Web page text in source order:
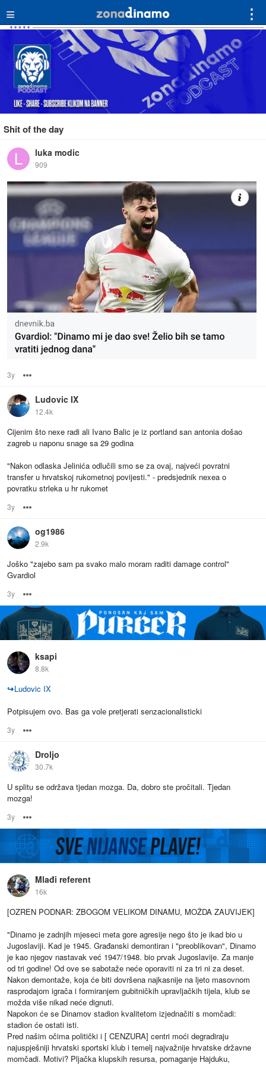
≡ ⋮
Shit of the day
luka modic
909
3y
Ludovic IX
12.4k
Cijenim što nexe radi ali Ivano Balic je iz portland san antonia došao
zagreb u naponu snage sa 29 godina
"Nakon odlaska Jelinića odlučili smo se za ovaj, najveći povratni
transfer u hrvatskoj rukometnoj povijesti." - predsjednik nexea o
povratku strleka u hr rukomet
3y
og1986
2.9k
Joško "zajebo sam pa svako malo moram raditi damage control"
Gvardiol
3y
ksapi
8.8k
↪Ludovic IX
Potpisujem ovo. Bas ga vole pretjerati senzacionalisticki
3y
Droljo
30.7k
U splitu se održava tjedan mozga. Da, dobro ste pročitali. Tjedan
mozga!
3y
Mlađi referent
16k
[OZREN PODNAR: ZBOGOM VELIKOM DINAMU, MOŽDA ZAUVIJEK]
"Dinamo je zadnjih mjeseci meta gore agresije nego što je ikad bio u
Jugoslaviji. Kad je 1945. Građanski demontiran i "preoblikovan", Dinamo
je kao njegov nastavak već 1947/1948. bio prvak Jugoslavije. Za manje
od tri godine! Od ove se sabotaže neće oporaviti ni za tri ni za deset.
Nakon demontaže, koja će biti dovršena najkasnije na ljeto masovnom
rasprodajom igrača i formiranjem gubitničkih upravljačkih tijela, klub se
možda više nikad neće dignuti.
Napokon će se Dinamov stadion kvalitetom izjednačiti s momčadi:
stadion će ostati isti.
Pred našim očima politički i [ CENZURA] centri moći degradiraju
najuspješniji hrvatski sportski klub i temelj najvažnije hrvatske državne
momčadi. Motivi? Pljačka klupskih resursa, pomaganje Hajduku,